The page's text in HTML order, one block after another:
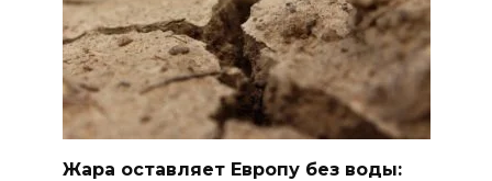
Жара оставляет Европу без воды: